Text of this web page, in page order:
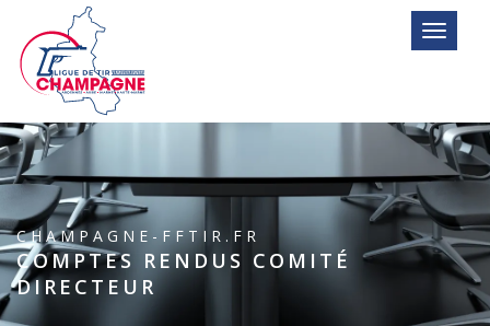
Toggle
CHAMPAGNE-FFTIR.FR
COMPTES RENDUS COMITÉ
DIRECTEUR